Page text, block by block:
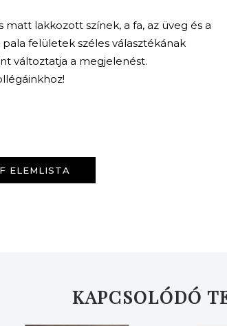
lakkozott színek, a fa, az üveg és a
felületek széles választékának
változtatja a megjelenést.
ELEMLISTA
KAPCSOLÓDÓ